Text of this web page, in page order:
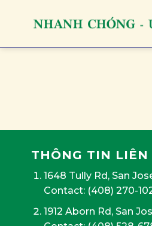
THÔNG TIN LIÊN
1648 Tully Rd, San
Contact: (408) 270-
1912 Aborn Rd, San